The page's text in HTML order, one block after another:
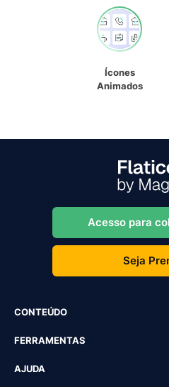
Ícones
Animados
Acesso para
Seja
CONTEÚDO
FERRAMENTAS
AJUDA